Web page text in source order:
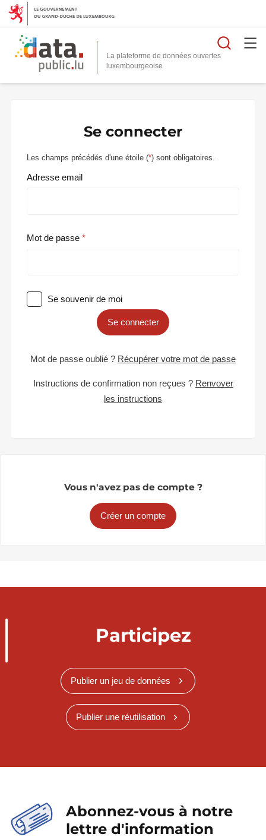
La plateforme de données ouvertes
Se connecter
Les champs précédés d'une étoile (*) sont obligatoires.
Adresse email
Mot de passe
Se souvenir de moi
Se connecter
Mot de passe oublié ? Récupérer votre mot de passe
Instructions de confirmation non reçues ? Renvoyer
les instructions
Vous n'avez pas de compte ?
Créer un compte
Participez
Publier un jeu de données
Publier une réutilisation
Abonnez-vous à notre
lettre d'information